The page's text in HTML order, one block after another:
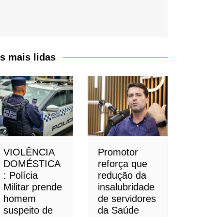
mais lidas
VIOLÊNCIA
DOMÉSTICA
: Polícia
Militar prende
homem
suspeito de
Promotor
reforça que
redução da
insalubridade
de servidores
da Saúde